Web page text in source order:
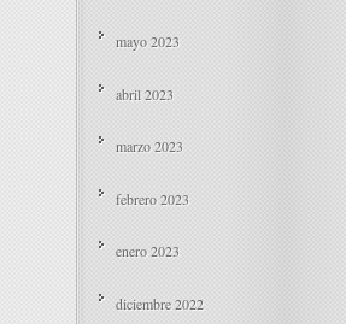
mayo 2023
abril 2023
marzo 2023
febrero 2023
enero 2023
diciembre 2022